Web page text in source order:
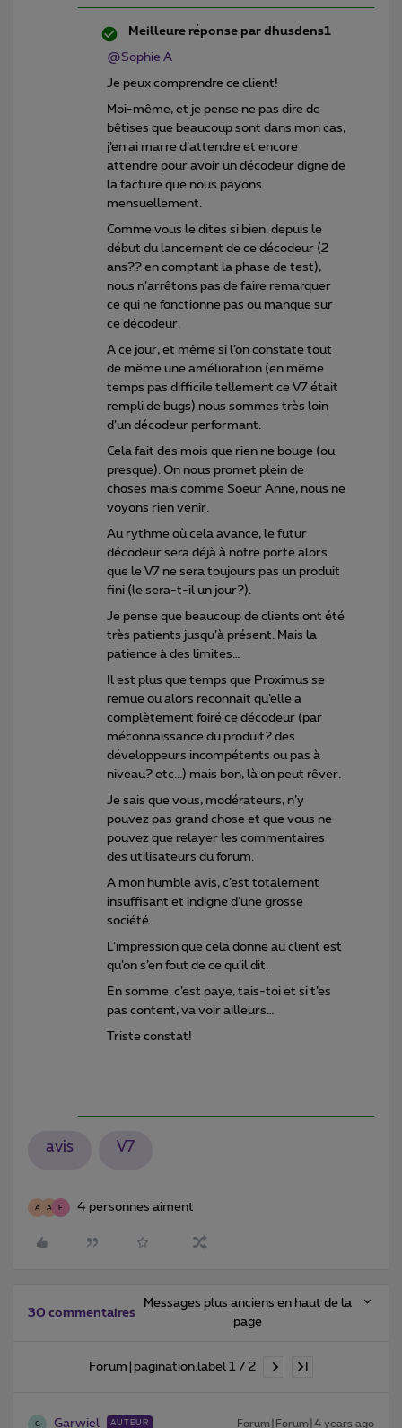
Meilleure réponse par dhusdens1
@Sophie A
Je peux comprendre ce client!
Moi-même, et je pense ne pas dire de
bêtises que beaucoup sont dans mon cas,
j’en ai marre d’attendre et encore
attendre pour avoir un décodeur digne de
la facture que nous payons
mensuellement.
Comme vous le dites si bien, depuis le
début du lancement de ce décodeur (2
ans?? en comptant la phase de test),
nous n’arrêtons pas de faire remarquer
ce qui ne fonctionne pas ou manque sur
ce décodeur.
A ce jour, et même si l’on constate tout
de même une amélioration (en même
temps pas difficile tellement ce V7 était
rempli de bugs) nous sommes très loin
d’un décodeur performant.
Cela fait des mois que rien ne bouge (ou
presque). On nous promet plein de
choses mais comme Soeur Anne, nous ne
voyons rien venir.
Au rythme où cela avance, le futur
décodeur sera déjà à notre porte alors
que le V7 ne sera toujours pas un produit
fini (le sera-t-il un jour?).
Je pense que beaucoup de clients ont été
très patients jusqu’à présent. Mais la
patience à des limites…
Il est plus que temps que Proximus se
remue ou alors reconnait qu’elle a
complètement foiré ce décodeur (par
méconnaissance du produit? des
développeurs incompétents ou pas à
niveau? etc...) mais bon, là on peut rêver.
Je sais que vous, modérateurs, n’y
pouvez pas grand chose et que vous ne
pouvez que relayer les commentaires
des utilisateurs du forum.
A mon humble avis, c’est totalement
insuffisant et indigne d’une grosse
société.
L’impression que cela donne au client est
qu’on s’en fout de ce qu’il dit.
En somme, c’est paye, tais-toi et si t’es
pas content, va voir ailleurs…
Triste constat!
avis V7
A A F 4 personnes aiment
30 commentaires
Messages plus anciens en haut de la
page
Forum|pagination.label 1 / 2
G Garwiel AUTEUR Forum|Forum|4 years ago